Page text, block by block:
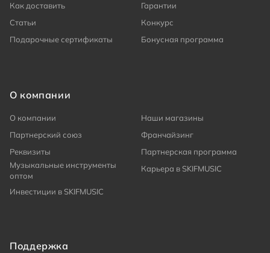
Как доставить
Гарантии
Статьи
Конкурс
Подарочные сертификаты
Бонусная программа
О компании
О компании
Наши магазины
Партнерский союз
Франчайзинг
Реквизиты
Партнерская программа
Музыкальные инструменты
оптом
Карьера в SKIFMUSIC
Инвестиции в SKIFMUSIC
Поддержка